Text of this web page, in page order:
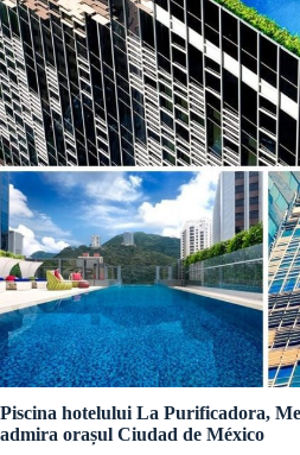
Piscina hotelului La Purificadora,
admira orașul Ciudad de México